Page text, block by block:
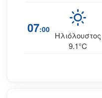
07:00
Ηλιόλουστος
9.1°C